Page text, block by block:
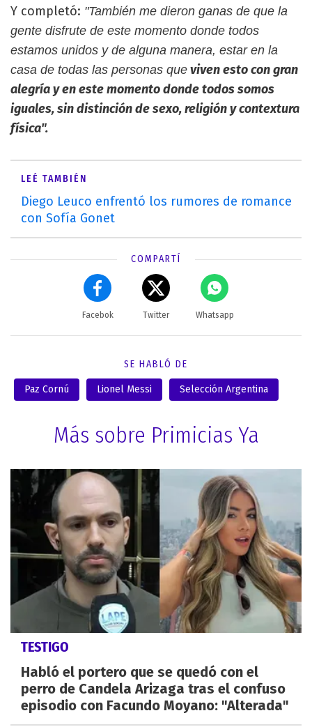
Y completó: "También me dieron ganas de que la
gente disfrute de este momento donde todos
estamos unidos y de alguna manera, estar en la
casa de todas las personas que viven esto con gran
alegría y en este momento donde todos somos
iguales, sin distinción de sexo, religión y contextura
física".
LEÉ TAMBIÉN
Diego Leuco enfrentó los rumores de romance
con Sofía Gonet
COMPARTÍ
Facebok Twitter Whatsapp
SE HABLÓ DE
Paz Cornú Lionel Messi Selección Argentina
Más sobre Primicias Ya
TESTIGO
Habló el portero que se quedó con el
perro de Candela Arizaga tras el confuso
episodio con Facundo Moyano: "Alterada"